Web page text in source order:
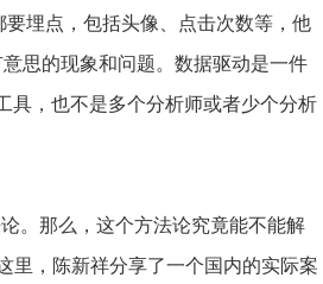
埋点，包括头像、点击次数等，他
思的现象和问题。数据驱动是一件
具，也不是多个分析师或者少个分析
。那么，这个方法论究竟能不能解
里，陈新祥分享了一个国内的实际案